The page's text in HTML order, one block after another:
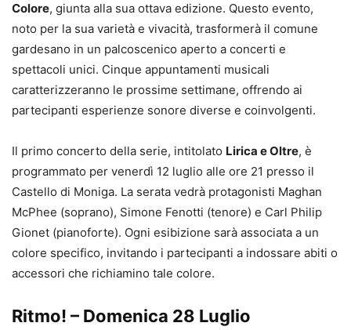
Colore, giunta alla sua ottava edizione. Questo evento,
noto per la sua varietà e vivacità, trasformerà il comune
gardesano in un palcoscenico aperto a concerti e
spettacoli unici. Cinque appuntamenti musicali
caratterizzeranno le prossime settimane, offrendo ai
partecipanti esperienze sonore diverse e coinvolgenti.
Il primo concerto della serie, intitolato Lirica e Oltre, è
programmato per venerdì 12 luglio alle ore 21 presso il
Castello di Moniga. La serata vedrà protagonisti Maghan
McPhee (soprano), Simone Fenotti (tenore) e Carl Philip
Gionet (pianoforte). Ogni esibizione sarà associata a un
colore specifico, invitando i partecipanti a indossare abiti o
accessori che richiamino tale colore.
Ritmo! – Domenica 28 Luglio